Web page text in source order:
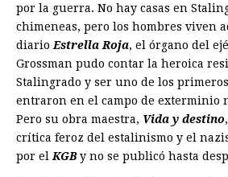
por la guerra. No hay casas en
chimeneas, pero los hombres viven
diario Estrella Roja, el órgano del
Grossman pudo contar la heroica
Stalingrado y ser uno de los
entraron en el campo de exterminio
Pero su obra maestra, Vida y destino
crítica feroz del estalinismo y el
por el KGBy no se publicó hasta